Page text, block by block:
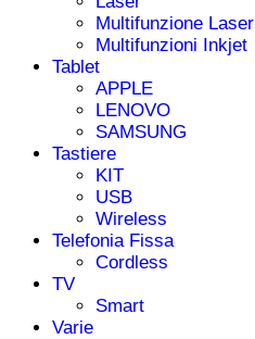
Multifunzione Laser
Multifunzioni Inkjet
Tablet
APPLE
LENOVO
SAMSUNG
Tastiere
KIT
USB
Wireless
Telefonia Fissa
Cordless
TV
Smart
Varie